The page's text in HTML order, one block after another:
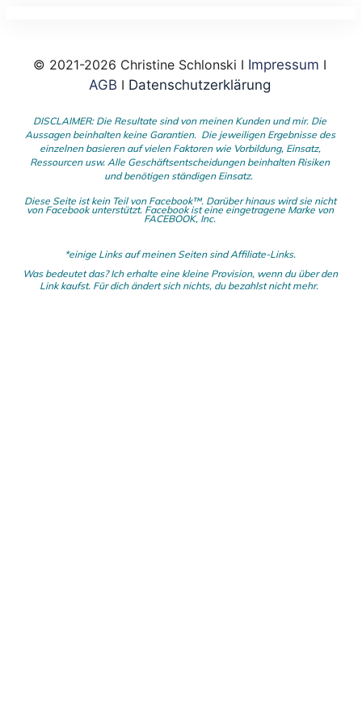
© 2021-2026 Christine Schlonski I Impressum I
AGB I Datenschutzerklärung
DISCLAIMER: Die Resultate sind von meinen Kunden und mir. Die
Aussagen beinhalten keine Garantien. Die jeweiligen Ergebnisse des
einzelnen basieren auf vielen Faktoren wie Vorbildung, Einsatz,
Ressourcen usw. Alle Geschäftsentscheidungen beinhalten Risiken
und benötigen ständigen Einsatz.
Diese Seite ist kein Teil von Facebook™. Darüber hinaus wird sie nicht
von Facebook unterstützt. Facebook ist eine eingetragene Marke von
FACEBOOK, Inc.
*einige Links auf meinen Seiten sind Affiliate-Links.
Was bedeutet das?Ich erhalte eine kleine Provision, wenn du über den
Link kaufst. Für dich ändert sich nichts, du bezahlst nicht mehr.